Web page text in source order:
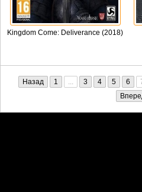
Kingdom Come: Deliverance (2018)
Назад 1 ... 3 4 5 6